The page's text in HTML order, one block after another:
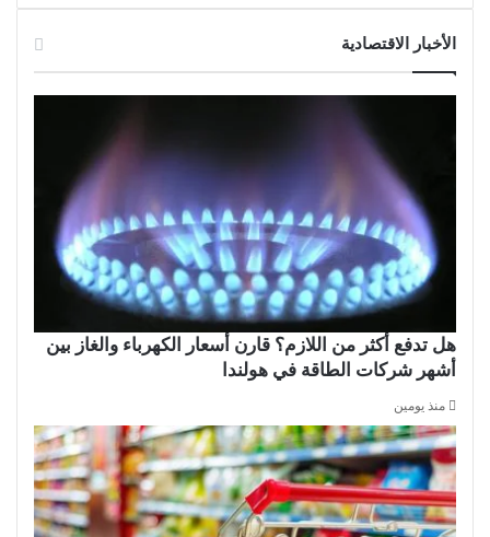
الأخبار الاقتصادية
هل تدفع أكثر من اللازم؟ قارن أسعار الكهرباء والغاز بين
أشهر شركات الطاقة في هولندا
منذ يومين